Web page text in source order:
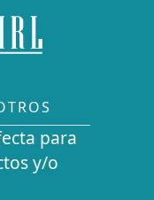
para
y/o